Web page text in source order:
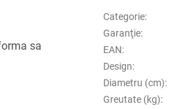
sa
Categorie:
Garanţie:
EAN:
Design:
Diametru (cm):
Greutate (kg):